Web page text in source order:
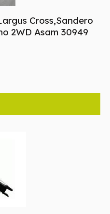
Cross,Sandero
2WD Asam 30949